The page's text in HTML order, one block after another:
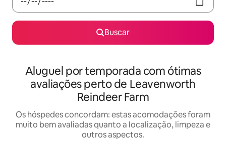
Buscar
Aluguel por temporada com ótimas
avaliações perto de Leavenworth
Reindeer Farm
Os hóspedes concordam: estas acomodações foram
muito bem avaliadas quanto a localização, limpeza e
outros aspectos.